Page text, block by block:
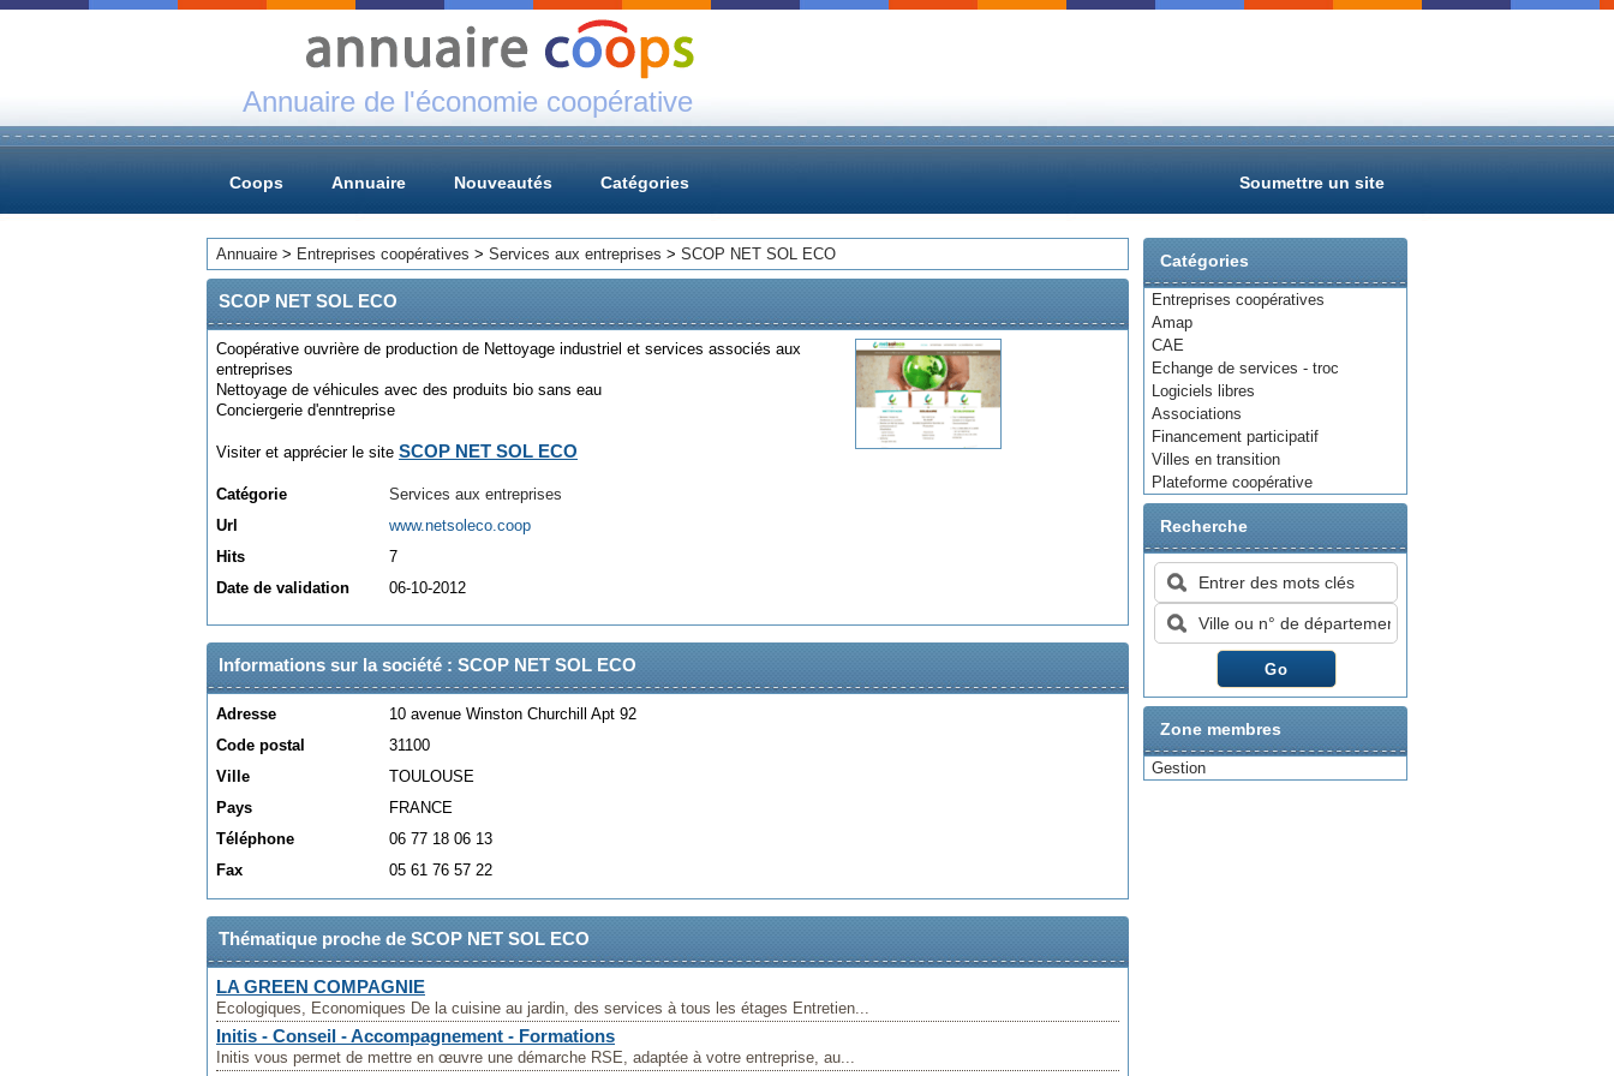
Annuaire de l'économie coopérative
Coops Annuaire Nouveautés Catégories Soumettre un site
Catégories
Entreprises coopératives
Amap
CAE
Echange de services - troc
Logiciels libres
Associations
Financement participatif
Villes en transition
Plateforme coopérative
Recherche
Zone membres
Gestion
Annuaire > Entreprises coopératives > Services aux entreprises > SCOP NET SOL ECO
SCOP NET SOL ECO
Coopérative ouvrière de production de Nettoyage industriel et services associés aux
entreprises
Nettoyage de véhicules avec des produits bio sans eau
Conciergerie d'enntreprise
Visiter et apprécier le site SCOP NET SOL ECO
Catégorie
Services aux entreprises
Url
www.netsoleco.coop
Hits
7
Date de validation
06-10-2012
Informations sur la société : SCOP NET SOL ECO
Adresse
10 avenue Winston Churchill Apt 92
Code postal
31100
Ville
TOULOUSE
Pays
FRANCE
Téléphone
06 77 18 06 13
Fax
05 61 76 57 22
Thématique proche de SCOP NET SOL ECO
LA GREEN COMPAGNIE
Ecologiques, Economiques De la cuisine au jardin, des services à tous les étages Entretien...
Initis - Conseil - Accompagnement - Formations
Initis vous permet de mettre en œuvre une démarche RSE, adaptée à votre entreprise, au...